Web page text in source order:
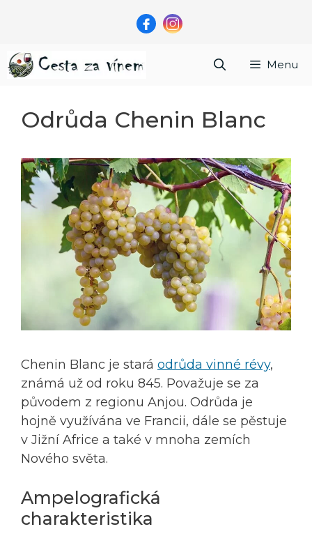
Menu
Odrůda Chenin Blanc
Chenin Blanc je stará odrůda vinné révy,
známá už od roku 845. Považuje se za
původem z regionu Anjou. Odrůda je
hojně využívána ve Francii, dále se pěstuje
v Jižní Africe a také v mnoha zemích
Nového světa.
Ampelografická
charakteristika